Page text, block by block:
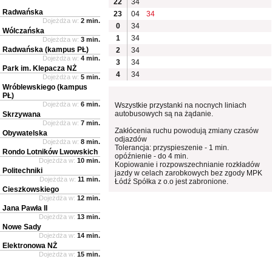
22
34
23
04
34
0
34
1
34
2
34
3
34
4
34
Wszystkie przystanki na nocnych liniach
autobusowych są na żądanie.
Zakłócenia ruchu powodują zmiany czasów
odjazdów
Tolerancja: przyspieszenie - 1 min.
opóźnienie - do 4 min.
Kopiowanie i rozpowszechnianie rozkładów
jazdy w celach zarobkowych bez zgody MPK
Łódź Spółka z o.o jest zabronione.
Radwańska
Dojeżdża w: 2 min.
Wólczańska
Dojeżdża w: 3 min.
Radwańska (kampus PŁ)
Dojeżdża w: 4 min.
Park im. Klepacza NŻ
Dojeżdża w: 5 min.
Wróblewskiego (kampus
PŁ)
Dojeżdża w: 6 min.
Skrzywana
Dojeżdża w: 7 min.
Obywatelska
Dojeżdża w: 8 min.
Rondo Lotników Lwowskich
Dojeżdża w: 10 min.
Politechniki
Dojeżdża w: 11 min.
Cieszkowskiego
Dojeżdża w: 12 min.
Jana Pawła II
Dojeżdża w: 13 min.
Nowe Sady
Dojeżdża w: 14 min.
Elektronowa NŻ
Dojeżdża w: 15 min.